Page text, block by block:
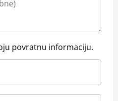
povratnu informaciju.